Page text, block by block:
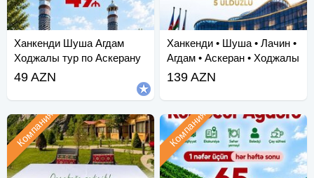
Ханкенди Шуша Агдам
Ходжалы тур по Аскерану
49 AZN
Ханкенди • Шуша • Лачин •
Агдам • Аскеран • Ходжалы
• Зангила
139 AZN
Компания Компания